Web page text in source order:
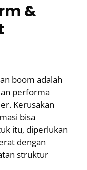
&
boom adalah
performa
Kerusakan
bisa
itu, diperlukan
dengan
struktur